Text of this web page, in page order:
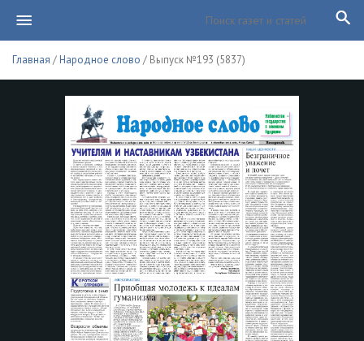
Главная /Народное слово / Выпуск №193 (5837)